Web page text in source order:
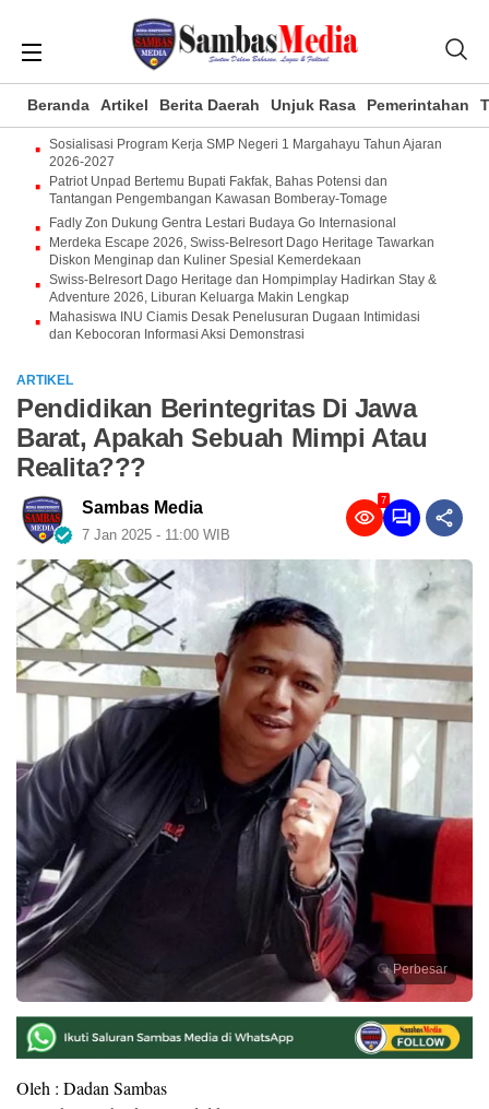
Beranda Artikel Berita Daerah Unjuk Rasa Pemerintahan
Sosialisasi Program Kerja SMP Negeri 1 Margahayu Tahun Ajaran
2026-2027
Patriot Unpad Bertemu Bupati Fakfak, Bahas Potensi dan
Tantangan Pengembangan Kawasan Bomberay-Tomage
Fadly Zon Dukung Gentra Lestari Budaya Go Internasional
Merdeka Escape 2026, Swiss-Belresort Dago Heritage Tawarkan
Diskon Menginap dan Kuliner Spesial Kemerdekaan
Swiss-Belresort Dago Heritage dan Hompimplay Hadirkan Stay &
Adventure 2026, Liburan Keluarga Makin Lengkap
Mahasiswa INU Ciamis Desak Penelusuran Dugaan Intimidasi
dan Kebocoran Informasi Aksi Demonstrasi
ARTIKEL
Pendidikan Berintegritas Di Jawa
Barat, Apakah Sebuah Mimpi Atau
Realita???
Sambas Media
7 Jan 2025 - 11:00 WIB
7
Perbesar
Oleh : Dadan Sambas